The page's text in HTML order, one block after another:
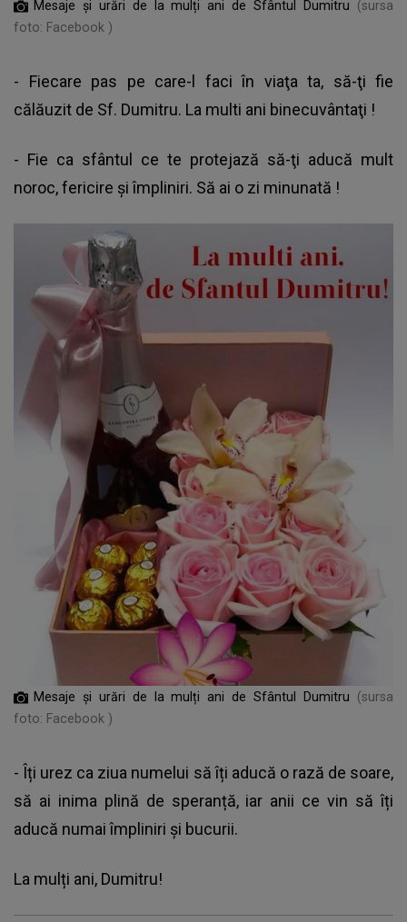
Mesaje și urări de la mulți ani de Sfântul Dumitru
(sursa
foto: Facebook )
- Fiecare pas pe care-l faci în viaţa ta, să-ţi fie
călăuzit de Sf. Dumitru. La multi ani binecuvântaţi !
- Fie ca sfântul ce te protejază să-ţi aducă mult
noroc, fericire şi împliniri. Să ai o zi minunată !
Mesaje și urări de la mulți ani de Sfântul Dumitru
(sursa
foto: Facebook )
- Îți urez ca ziua numelui să îți aducă o rază de soare,
să ai inima plină de speranță, iar anii ce vin să îți
aducă numai împliniri și bucurii.
La mulți ani, Dumitru!